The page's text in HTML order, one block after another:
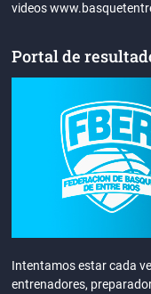
videos
Portal de
Intentamos estar cada
entrenadores,